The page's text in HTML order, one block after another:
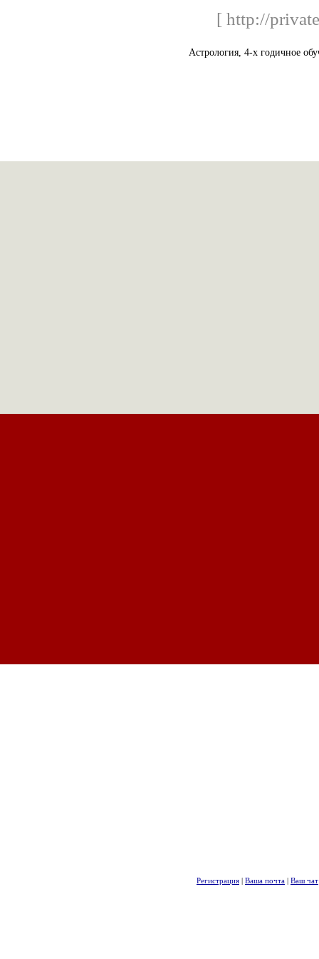
[ http://
Астрология, 4-х годичное
Регистрация | Ваша почта | Ваш чат